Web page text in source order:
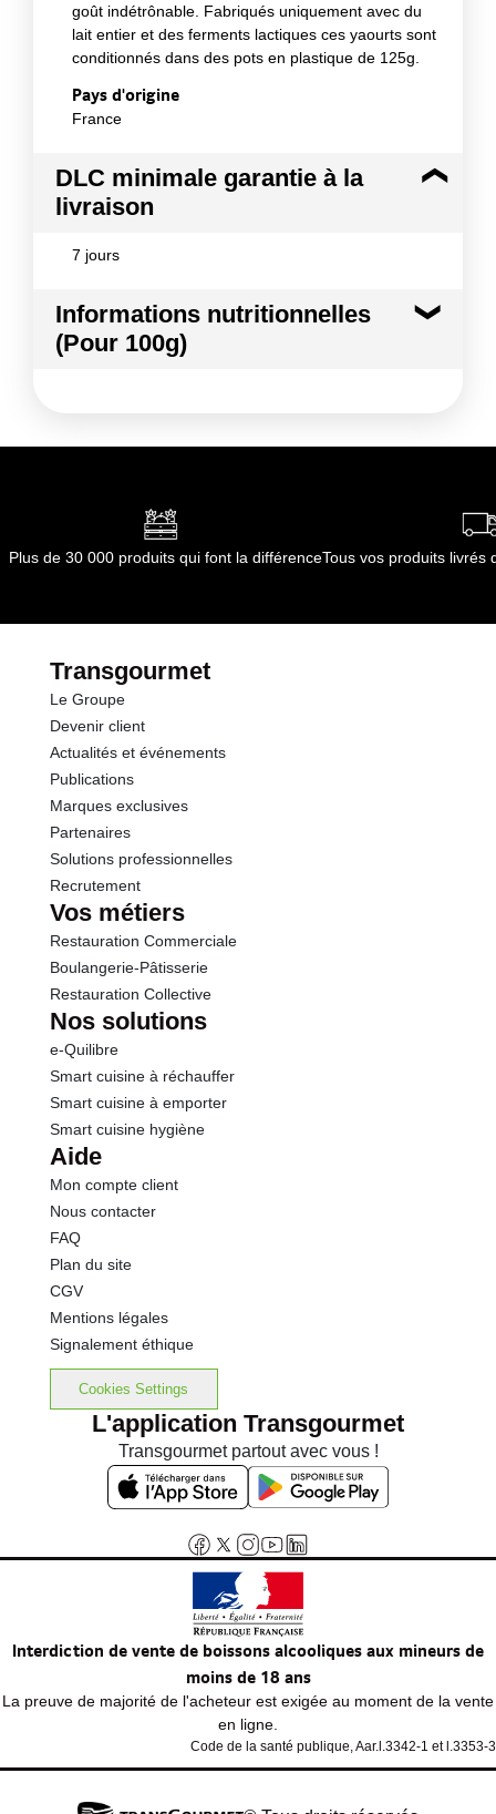
goût indétrônable. Fabriqués uniquement avec du
lait entier et des ferments lactiques ces yaourts sont
conditionnés dans des pots en plastique de 125g.
Pays d'origine
France
DLC minimale garantie à la
livraison
7 jours
Informations nutritionnelles
(Pour 100g)
Kilojoules 372 kj
dont Acides gras saturés 1.32 g
dont Sucres
Protéines
Sel
Plus de 30 000 produits qui font la différenceTous vos produits livrés
Transgourmet
Le Groupe
Devenir client
Actualités et événements
Publications
Marques exclusives
Partenaires
Solutions professionnelles
Recrutement
Vos métiers
Restauration Commerciale
Boulangerie-Pâtisserie
Restauration Collective
Nos solutions
e-Quilibre
Smart cuisine à réchauffer
Smart cuisine à emporter
Smart cuisine hygiène
Aide
Mon compte client
Nous contacter
FAQ
Plan du site
CGV
Mentions légales
Signalement éthique
Cookies Settings
L'application Transgourmet
Transgourmet partout avec vous !
Interdiction de vente de boissons alcooliques aux mineurs de
moins de 18 ans
La preuve de majorité de l'acheteur est exigée au moment de la vente
en ligne.
Code de la santé publique, Aar.l.3342-1 et l.3353-3